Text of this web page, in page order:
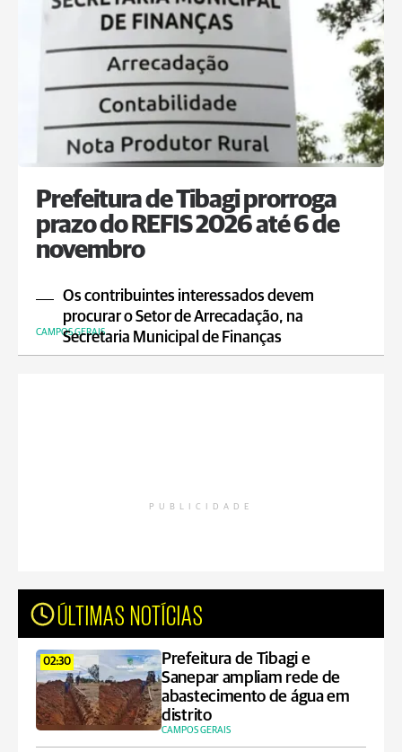
Prefeitura de Tibagi prorroga
prazo do REFIS 2026 até 6 de
novembro
Os contribuintes interessados devem
procurar o Setor de Arrecadação, na
Secretaria Municipal de Finanças
CAMPOS GERAIS
PUBLICIDADE
ÚLTIMAS NOTÍCIAS
02:30
Prefeitura de Tibagi e
Sanepar ampliam rede de
abastecimento de água em
distrito
CAMPOS GERAIS